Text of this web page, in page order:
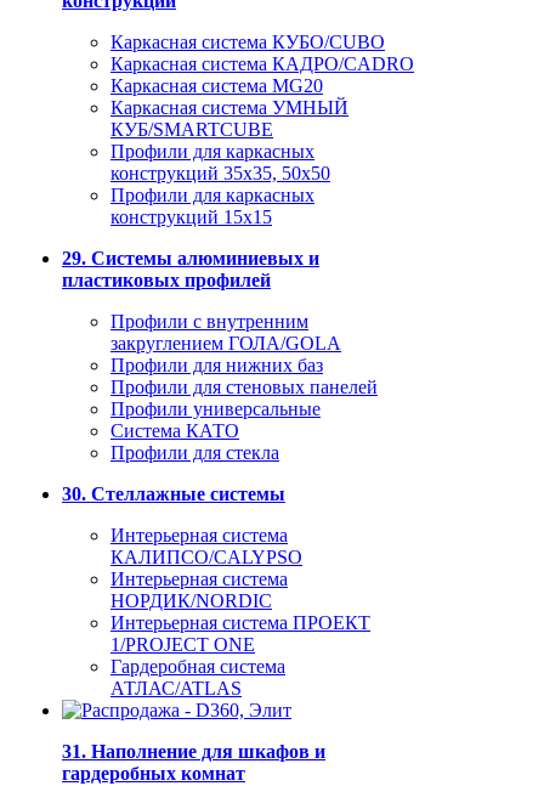
Каркасная система КУБО/CUBO
Каркасная система КАДРО/CADRO
Каркасная система MG20
Каркасная система УМНЫЙ
КУБ/SMARTCUBE
Профили для каркасных
конструкций 35x35, 50x50
Профили для каркасных
конструкций 15х15
29. Системы алюминиевых и
пластиковых профилей
Профили с внутренним
закруглением ГОЛА/GOLA
Профили для нижних баз
Профили для стеновых панелей
Профили универсальные
Система КАТО
Профили для стекла
30. Стеллажные системы
Интерьерная система
КАЛИПСО/CALYPSO
Интерьерная система
НОРДИК/NORDIC
Интерьерная система ПРОЕКТ
1/PROJECT ONE
Гардеробная система
АТЛАС/ATLAS
31. Наполнение для шкафов и
гардеробных комнат